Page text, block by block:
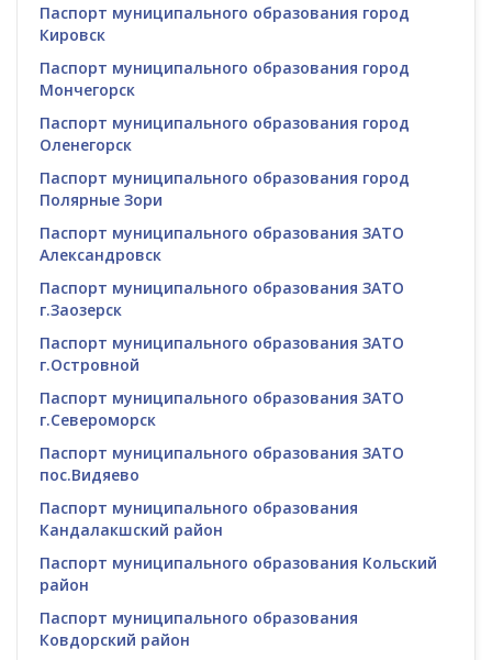
Паспорт муниципального образования город
Кировск
Паспорт муниципального образования город
Мончегорск
Паспорт муниципального образования город
Оленегорск
Паспорт муниципального образования город
Полярные Зори
Паспорт муниципального образования ЗАТО
Александровск
Паспорт муниципального образования ЗАТО
г.Заозерск
Паспорт муниципального образования ЗАТО
г.Островной
Паспорт муниципального образования ЗАТО
г.Североморск
Паспорт муниципального образования ЗАТО
пос.Видяево
Паспорт муниципального образования
Кандалакшский район
Паспорт муниципального образования Кольский
район
Паспорт муниципального образования
Ковдорский район